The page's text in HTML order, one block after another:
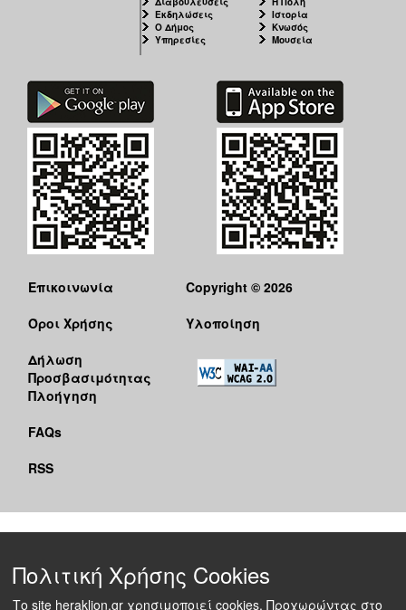
Εκδηλώσεις
Ο Δήμος
Υπηρεσίες
Ιστορία
Κνωσός
Μουσεία
Επικοινωνία
Όροι Χρήσης
Δήλωση
Προσβασιμότητας
Πλοήγηση
FAQs
RSS
Copyright © 2026
Υλοποίηση
Πολιτική Χρήσης Cookies
Το site heraklion.gr χρησιμοποιεί cookies. Προχωρώντας στο